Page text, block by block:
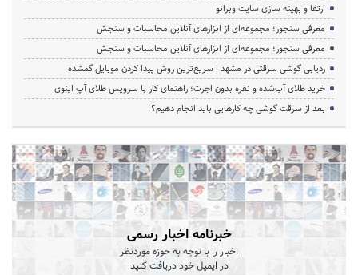
ارتقا و بهینه سازی سایت وبرانو
معرفی سنجور؛ مجموعه‌ای از ابزارهای آنلاین محاسبات و سنجش
معرفی سنجور؛ مجموعه‌ای از ابزارهای آنلاین محاسبات و سنجش
ردیابی گوشی سرقتی در مشهد | سریع‌ترین روش پیدا کردن موبایل گمشده
خرید طلای آب‌شده و نقره بدون اجرت؛ راهنمای کار با سرویس طلای آپِ اینوی
بعد از سرقت گوشی چه کارهایی باید انجام دهیم؟
خبرنامه اخبار رسمی
اخبار را با توجه به حوزه موردنظر
در ایمیل خود دریافت کنید